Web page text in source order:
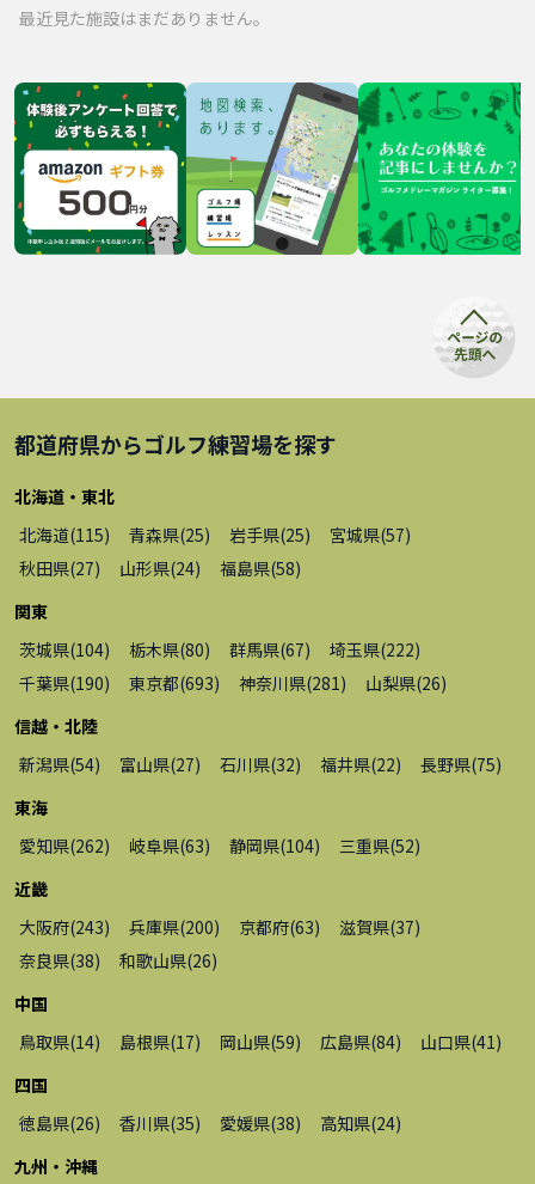
最近見た施設はまだありません。
都道府県からゴルフ練習場を探す
北海道・東北
北海道(115) 青森県(25) 岩手県(25) 宮城県(57)
秋田県(27) 山形県(24) 福島県(58)
関東
茨城県(104) 栃木県(80) 群馬県(67) 埼玉県(222)
千葉県(190) 東京都(693) 神奈川県(281) 山梨県(26)
信越・北陸
新潟県(54) 富山県(27) 石川県(32) 福井県(22) 長野県(75)
東海
愛知県(262) 岐阜県(63) 静岡県(104) 三重県(52)
近畿
大阪府(243) 兵庫県(200) 京都府(63) 滋賀県(37)
奈良県(38) 和歌山県(26)
中国
鳥取県(14) 島根県(17) 岡山県(59) 広島県(84) 山口県(41)
四国
徳島県(26) 香川県(35) 愛媛県(38) 高知県(24)
九州・沖縄